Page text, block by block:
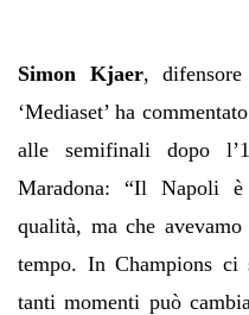
Simon Kjaer,
‘Mediaset’ ha
alle semifinali dopo
Maradona: “Il Napoli è
qualità, ma che
tempo. In Champions ci
tanti momenti può